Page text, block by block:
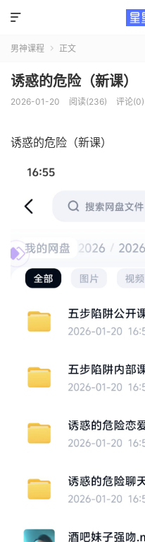

男神课程  正文
诱惑的危险（新课）
2026-01-20 阅读(236) 评论(0)
诱惑的危险（新课）